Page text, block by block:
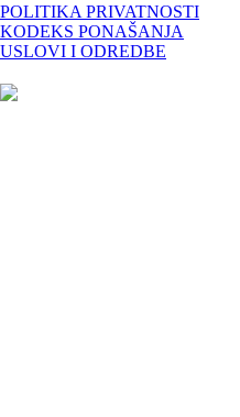
POLITIKA PRIVATNOSTI
KODEKS PONAŠANJA
USLOVI I ODREDBE